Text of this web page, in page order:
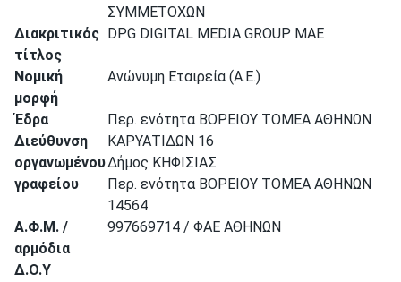
ΣΥΜΜΕΤΟΧΩΝ
Διακριτικός
τίτλος
DPG DIGITAL MEDIA GROUP MAE
Νομική
μορφή
Ανώνυμη Εταιρεία (Α.Ε.)
Έδρα
Περ. ενότητα ΒΟΡΕΙΟΥ ΤΟΜΕΑ ΑΘΗΝΩΝ
Διεύθυνση
οργανωμένου
γραφείου
ΚΑΡΥΑΤΙΔΩΝ 16
Δήμος ΚΗΦΙΣΙΑΣ
Περ. ενότητα ΒΟΡΕΙΟΥ ΤΟΜΕΑ ΑΘΗΝΩΝ
14564
Α.Φ.Μ. /
αρμόδια
Δ.Ο.Υ
997669714 / ΦΑΕ ΑΘΗΝΩΝ